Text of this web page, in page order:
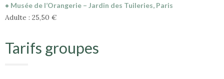
• Musée de l’Orangerie – Jardin des Tuileries, Paris
Adulte : 25,50 €
Tarifs groupes